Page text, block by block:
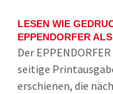
LESEN WIE
EPPENDORFER
Der
seitige
erschienen, die